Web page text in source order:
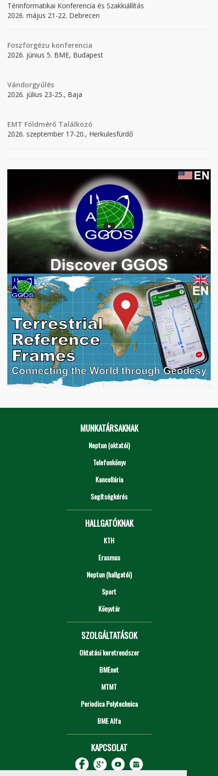
Térinformatikai Konferencia és Szakkiállítás
2026. május 21-22. Debrecen
Foszforgézu konferencia
2026. június 5. BME, Budapest
Vándorgyűlés
2026. július 23-25., Baja
EMT Földmérő Találkozó
2026. szeptember 17-20., Herkulesfürdő
MUNKATÁRSAKNAK
Neptun (oktatói)
Telefonkönyv
Kancellária
Segítségkérés
HALLGATÓKNAK
KTH
Erasmus
Neptun (hallgatói)
Sport
Könyvtár
SZOLGÁLTATÁSOK
Oktatási keretrendszer
BMEnet
MTMT
Periodica Polytechnica
BME Alfa
KAPCSOLAT